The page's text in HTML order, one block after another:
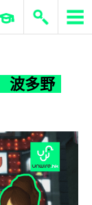
ERP 與商業 AI
波多野